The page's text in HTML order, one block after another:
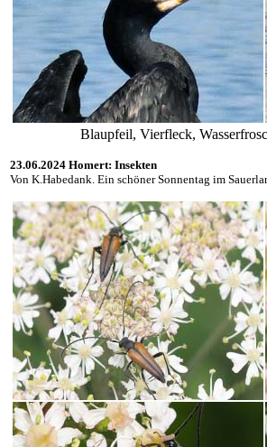
Blaupfeil, Vierfleck,
23.06.2024 Homert: Insekten
Von K.Habedank. Ein schöner Sonnentag im